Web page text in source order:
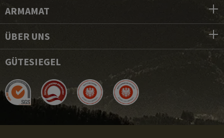
ARMAMAT
ÜBER UNS
GÜTESIEGEL